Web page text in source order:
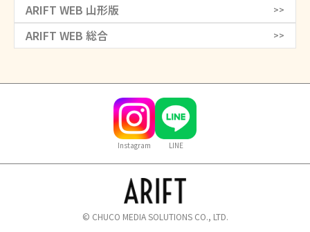
ARIFT WEB 山形版 >>
ARIFT WEB 総合 >>
Instagram LINE
© CHUCO MEDIA SOLUTIONS CO., LTD.